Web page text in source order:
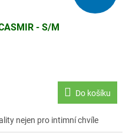
- S/M
Do košíku
nejen pro intimní chvíle